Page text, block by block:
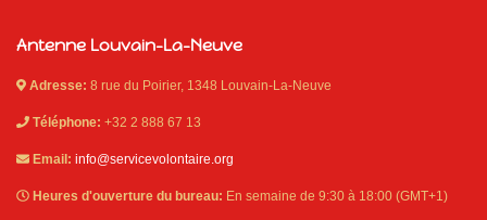
Antenne Louvain-La-Neuve
Adresse: 8 rue du Poirier, 1348 Louvain-La-Neuve
Téléphone: +32 2 888 67 13
Email: info@servicevolontaire.org
Heures d'ouverture du bureau: En semaine de 9:30 à 18:00 (GMT+1)